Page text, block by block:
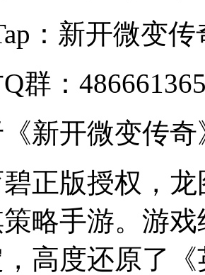
：新开微变传
：
开微变传奇
版授权，龙
略手游。游
高度还原了